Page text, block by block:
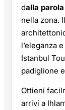
dalla
nella zona.
l’eleganza
Istanbul
padiglione
Ottieni
arrivi a